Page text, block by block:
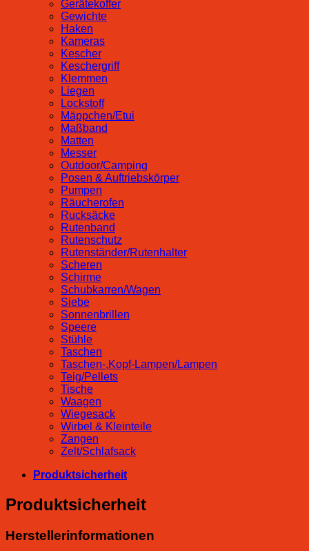
Gerätekoffer
Gewichte
Haken
Kameras
Kescher
Keschergriff
Klemmen
Liegen
Lockstoff
Mäppchen/Etui
Maßband
Matten
Messer
Outdoor/Camping
Posen & Auftriebskörper
Pumpen
Räucherofen
Rucksäcke
Rutenband
Rutenschutz
Rutenständer/Rutenhalter
Scheren
Schirme
Schubkarren/Wagen
Siebe
Sonnenbrillen
Speere
Stühle
Taschen
Taschen-,Kopf-Lampen/Lampen
Teig/Pellets
Tische
Waagen
Wiegesack
Wirbel & Kleinteile
Zangen
Zelt/Schlafsack
Produktsicherheit
Produktsicherheit
Herstellerinformationen